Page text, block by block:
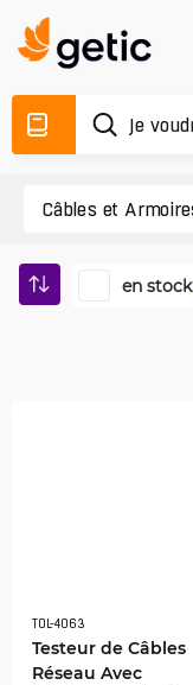
en stock
TOL-4063
Testeur de Câbles
Réseau Avec